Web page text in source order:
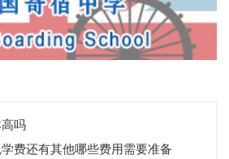
吗
费还有其他哪些费用需要准备